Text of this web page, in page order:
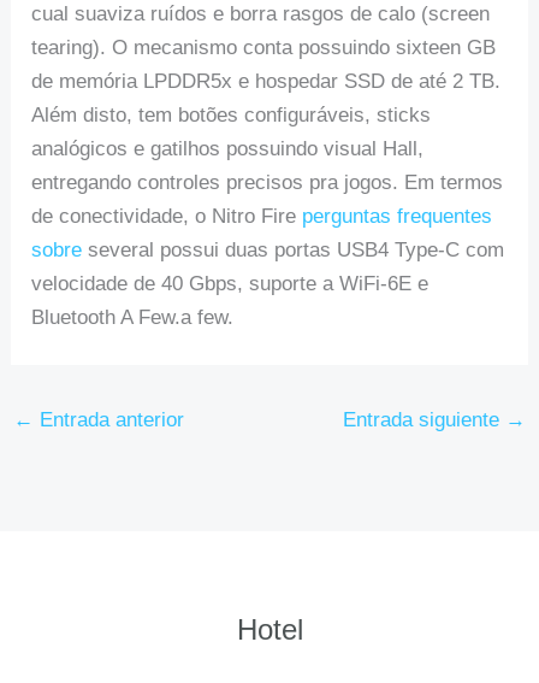
cual suaviza ruídos e borra rasgos de calo (screen
tearing). O mecanismo conta possuindo sixteen GB
de memória LPDDR5x e hospedar SSD de até 2 TB.
Além disto, tem botões configuráveis, sticks
analógicos e gatilhos possuindo visual Hall,
entregando controles precisos pra jogos. Em termos
de conectividade, o Nitro Fire perguntas frequentes
sobre several possui duas portas USB4 Type-C com
velocidade de 40 Gbps, suporte a WiFi-6E e
Bluetooth A Few.a few.
← Entrada anterior Entrada siguiente →
Hotel